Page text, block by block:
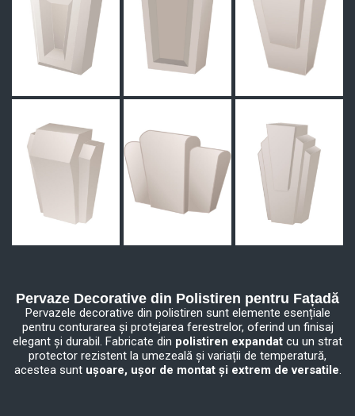
Pervaze Decorative din Polistiren pentru Fațadă
Pervazele decorative din polistiren sunt elemente esențiale
pentru conturarea și protejarea ferestrelor, oferind un finisaj
elegant și durabil. Fabricate din polistiren expandat cu un strat
protector rezistent la umezeală și variații de temperatură,
acestea sunt ușoare, ușor de montat și extrem de versatile.